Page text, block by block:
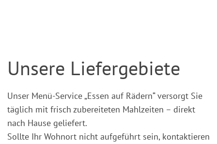
Unsere Liefergebiete
Unser Menü-Service „Essen auf Rädern“ versorgt Sie
täglich mit frisch zubereiteten Mahlzeiten – direkt
nach Hause geliefert.
Sollte Ihr Wohnort nicht aufgeführt sein, kontaktieren